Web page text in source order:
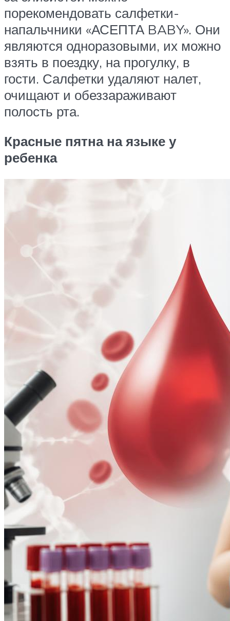
порекомендовать салфетки-
напальчники «АСЕПТА BABY». Они
являются одноразовыми, их можно
взять в поездку, на прогулку, в
гости. Салфетки удаляют налет,
очищают и обеззараживают
полость рта.
Красные пятна на языке у
ребенка